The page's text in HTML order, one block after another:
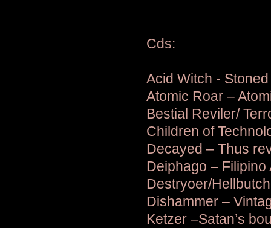
Cds:
Acid Witch - Stoned
Atomic Roar –
Bestial Reviler/
Children of
Decayed – Thus
Deiphago – Filipino
Destryoer/
Dishammer –
Ketzer –Satan’s